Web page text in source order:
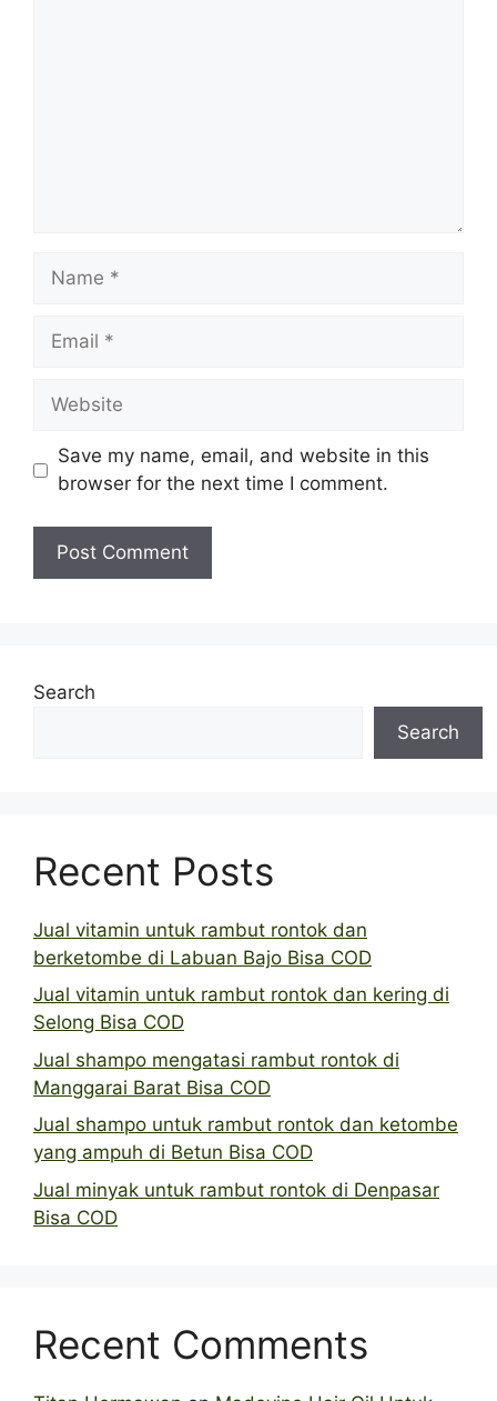
Name
Email
Website
Save my name, email, and website in this
browser for the next time I comment.
Search
Search
Recent Posts
Jual vitamin untuk rambut rontok dan
berketombe di Labuan Bajo Bisa COD
Jual vitamin untuk rambut rontok dan kering di
Selong Bisa COD
Jual shampo mengatasi rambut rontok di
Manggarai Barat Bisa COD
Jual shampo untuk rambut rontok dan ketombe
yang ampuh di Betun Bisa COD
Jual minyak untuk rambut rontok di Denpasar
Bisa COD
Recent Comments